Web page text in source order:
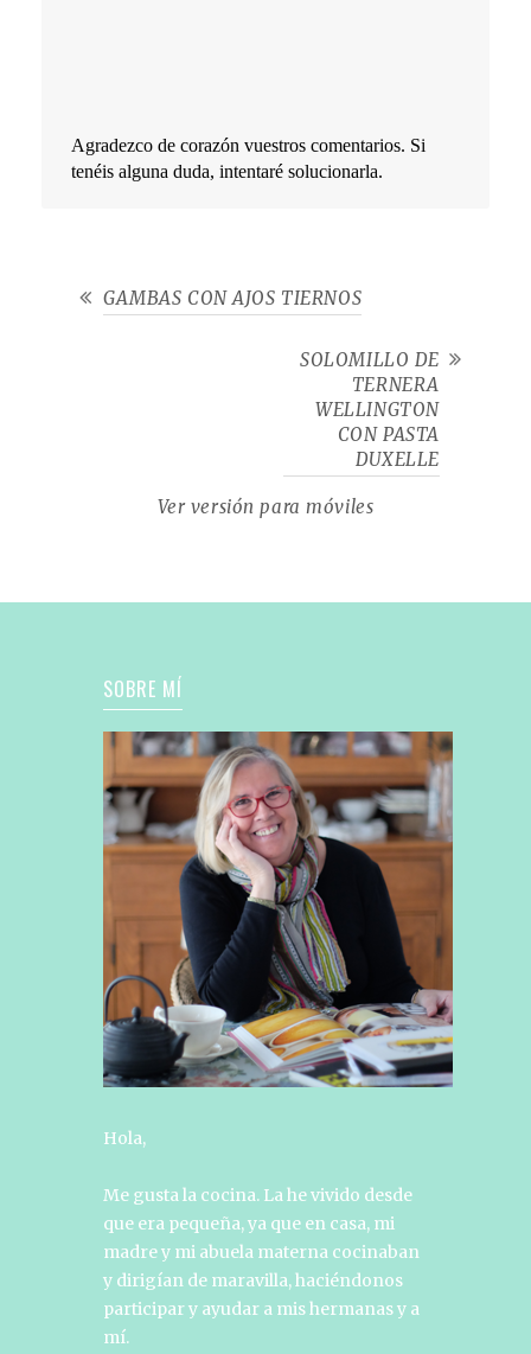
Agradezco de corazón vuestros comentarios. Si
tenéis alguna duda, intentaré solucionarla.
GAMBAS CON AJOS TIERNOS
SOLOMILLO DE
TERNERA
WELLINGTON
CON PASTA
DUXELLE
Ver versión para móviles
SOBRE MÍ
Hola,
Me gusta la cocina. La he vivido desde
que era pequeña, ya que en casa, mi
madre y mi abuela materna cocinaban
y dirigían de maravilla, haciéndonos
participar y ayudar a mis hermanas y a
mí.